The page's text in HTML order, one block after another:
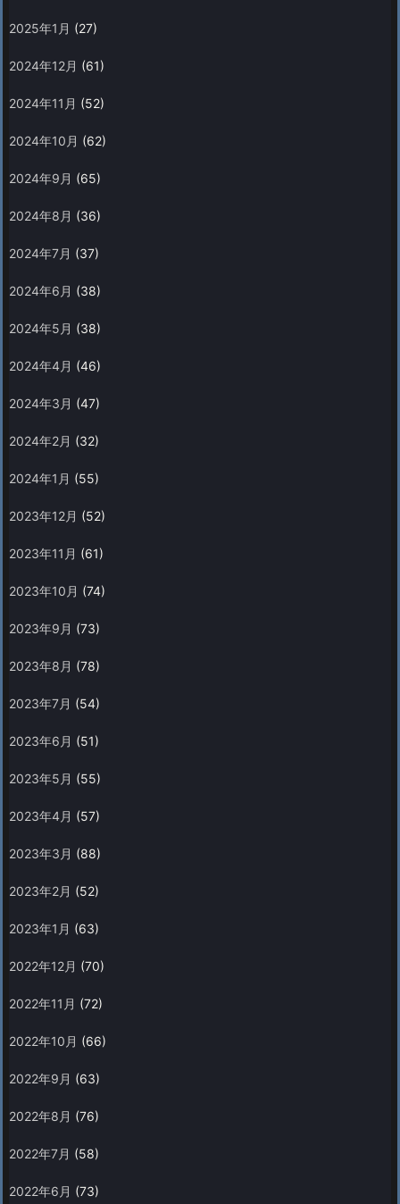
2025年1月 (27)
2024年12月 (61)
2024年11月 (52)
2024年10月 (62)
2024年9月 (65)
2024年8月 (36)
2024年7月 (37)
2024年6月 (38)
2024年5月 (38)
2024年4月 (46)
2024年3月 (47)
2024年2月 (32)
2024年1月 (55)
2023年12月 (52)
2023年11月 (61)
2023年10月 (74)
2023年9月 (73)
2023年8月 (78)
2023年7月 (54)
2023年6月 (51)
2023年5月 (55)
2023年4月 (57)
2023年3月 (88)
2023年2月 (52)
2023年1月 (63)
2022年12月 (70)
2022年11月 (72)
2022年10月 (66)
2022年9月 (63)
2022年8月 (76)
2022年7月 (58)
2022年6月 (73)